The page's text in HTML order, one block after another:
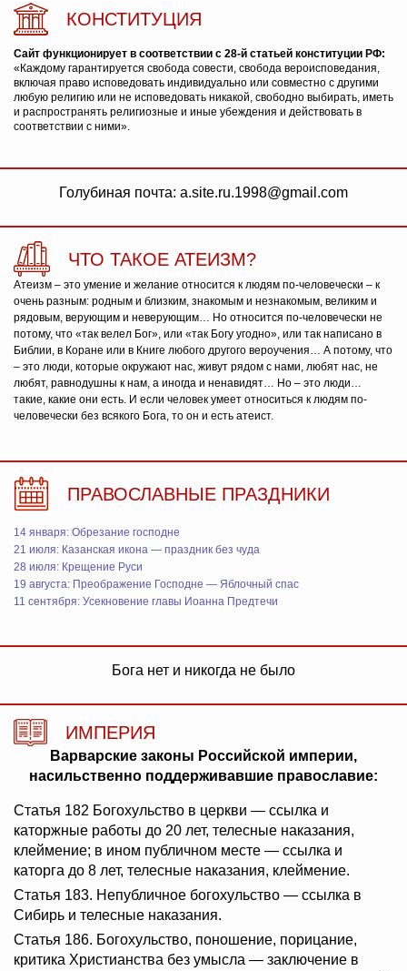
КОНСТИТУЦИЯ
Сайт функционирует в соответствии с 28-й статьей конституции РФ:
«Каждому гарантируется свобода совести, свобода вероисповедания,
включая право исповедовать индивидуально или совместно с другими
любую религию или не исповедовать никакой, свободно выбирать, иметь
и распространять религиозные и иные убеждения и действовать в
соответствии с ними».
Голубиная почта: a.site.ru.1998@gmail.com
ЧТО ТАКОЕ АТЕИЗМ?
Атеизм – это умение и желание относится к людям по-человечески – к
очень разным: родным и близким, знакомым и незнакомым, великим и
рядовым, верующим и неверующим… Но относится по-человечески не
потому, что «так велел Бог», или «так Богу угодно», или так написано в
Библии, в Коране или в Книге любого другого вероучения… А потому, что
– это люди, которые окружают нас, живут рядом с нами, любят нас, не
любят, равнодушны к нам, а иногда и ненавидят… Но – это люди…
такие, какие они есть. И если человек умеет относиться к людям по-
человечески без всякого Бога, то он и есть атеист.
ПРАВОСЛАВНЫЕ ПРАЗДНИКИ
14 января: Обрезание господне
21 июля: Казанская икона — праздник без чуда
28 июля: Крещение Руси
19 августа: Преображение Господне — Яблочный спас
11 сентября: Усекновение главы Иоанна Предтечи
Бога нет и никогда не было
ИМПЕРИЯ
Варварские законы Российской империи,
насильственно поддерживавшие православие:
Статья 182 Богохульство в церкви — ссылка и
каторжные работы до 20 лет, телесные наказания,
клеймение; в ином публичном месте — ссылка и
каторга до 8 лет, телесные наказания, клеймение.
Статья 183. Непубличное богохульство — ссылка в
Сибирь и телесные наказания.
Статья 186. Богохульство, поношение, порицание,
критика Христианства без умысла — заключение в